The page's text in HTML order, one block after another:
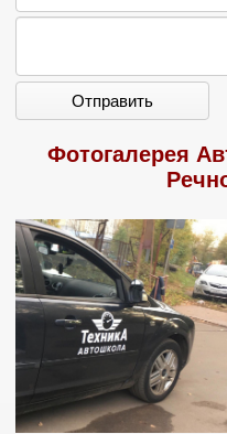
Отправить
Фотогалерея